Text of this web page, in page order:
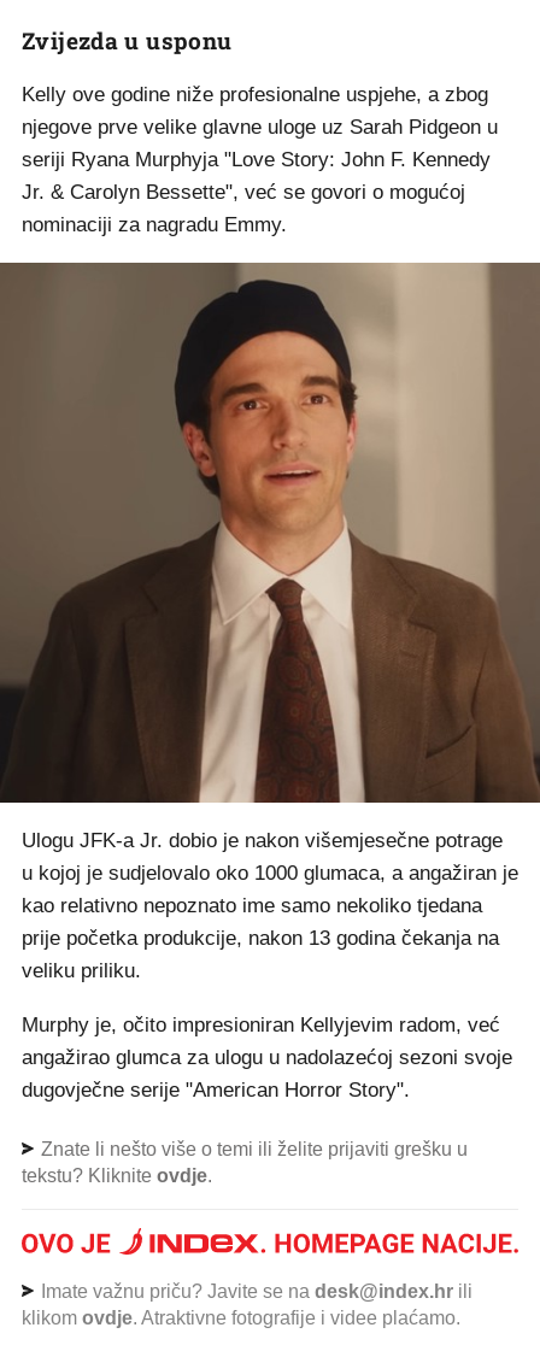
Zvijezda u usponu
Kelly ove godine niže profesionalne uspjehe, a zbog
njegove prve velike glavne uloge uz Sarah Pidgeon u
seriji Ryana Murphyja "Love Story: John F. Kennedy
Jr. & Carolyn Bessette", već se govori o mogućoj
nominaciji za nagradu Emmy.
Ulogu JFK-a Jr. dobio je nakon višemjesečne potrage
u kojoj je sudjelovalo oko 1000 glumaca, a angažiran je
kao relativno nepoznato ime samo nekoliko tjedana
prije početka produkcije, nakon 13 godina čekanja na
veliku priliku.
Murphy je, očito impresioniran Kellyjevim radom, već
angažirao glumca za ulogu u nadolazećoj sezoni svoje
dugovječne serije "American Horror Story".
Znate li nešto više o temi ili želite prijaviti grešku u
tekstu? Kliknite ovdje.
Imate važnu priču? Javite se na desk@index.hr ili
klikom ovdje. Atraktivne fotografije i videe plaćamo.